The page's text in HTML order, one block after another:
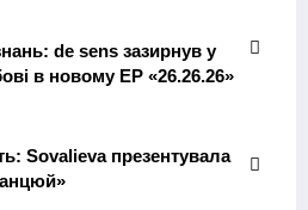
de sens зазирнув у
в новому EP «26.26.26»
Sovalieva презентувала